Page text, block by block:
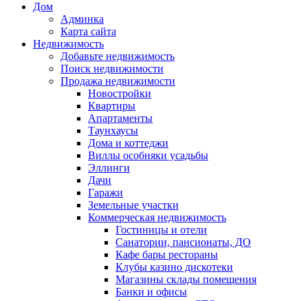
Дом
Админка
Карта сайта
Недвижимость
Добавьте недвижимость
Поиск недвижимости
Продажа недвижимости
Новостройки
Квартиры
Апартаменты
Таунхаусы
Дома и коттеджи
Виллы особняки усадьбы
Эллинги
Дачи
Гаражи
Земельные участки
Коммерческая недвижимость
Гостиницы и отели
Санатории, пансионаты, ДО
Кафе бары рестораны
Клубы казино дискотеки
Магазины склады помещения
Банки и офисы